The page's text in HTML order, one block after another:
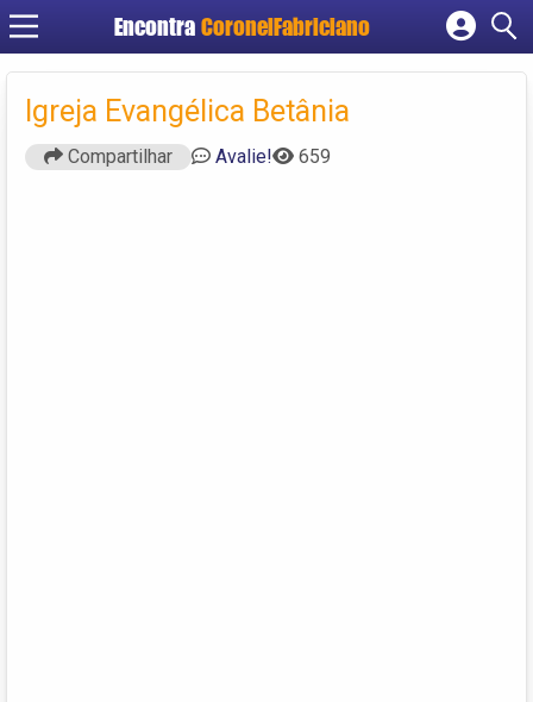
Encontra CoronelFabriciano
Cadastrar empresa
Criar conta
Igreja Evangélica Betânia
Compartilhar Avalie! 659